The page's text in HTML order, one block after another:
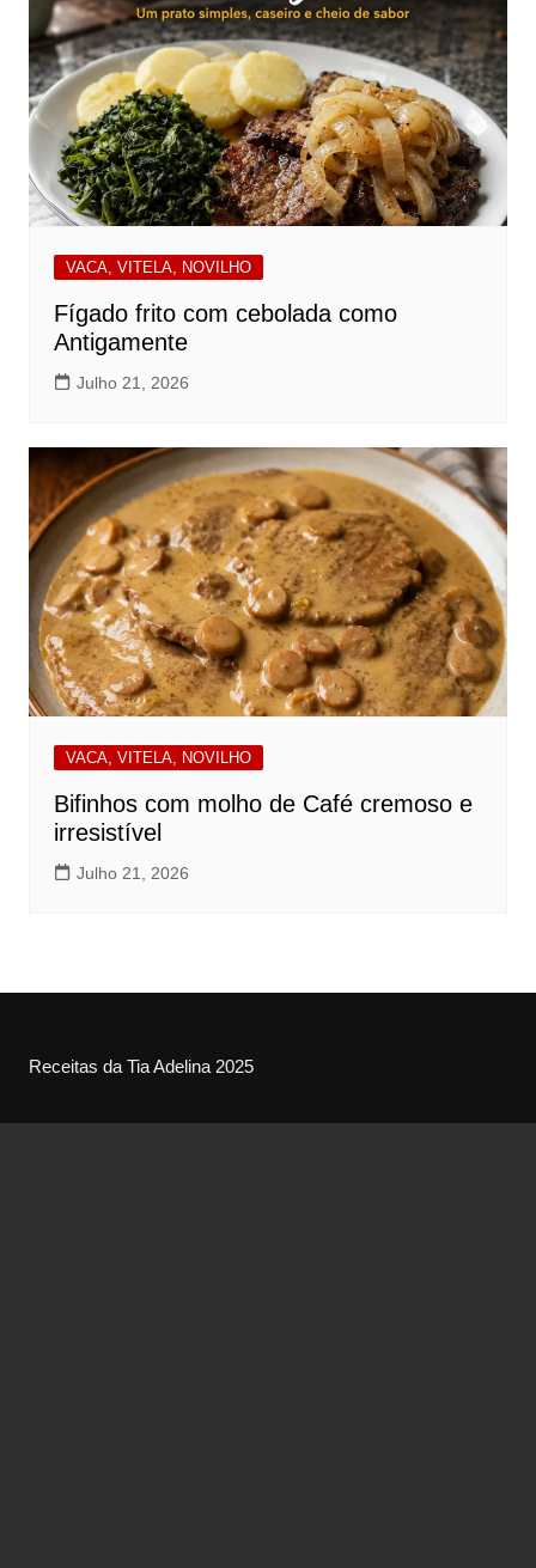
VACA, VITELA, NOVILHO
Fígado frito com cebolada como
Antigamente
Julho 21, 2026
VACA, VITELA, NOVILHO
Bifinhos com molho de Café cremoso e
irresistível
Julho 21, 2026
Receitas da Tia Adelina 2025